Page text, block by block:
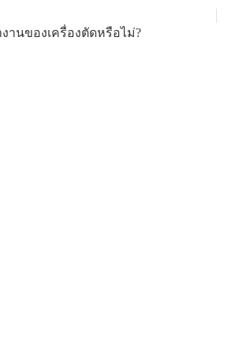
านของเครื่องตัดหรือไม่?